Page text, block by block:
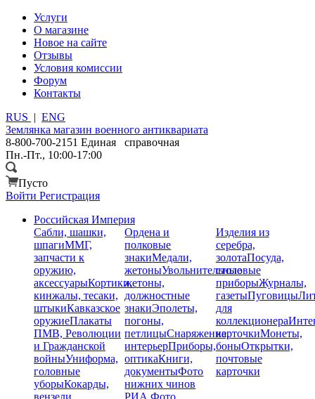
Услуги
О магазине
Новое на сайте
Отзывы
Условия комиссии
Форум
Контакты
RUS | ENG
Землянка магазин военного антиквариата
8-800-700-2151 Единая справочная
Пн.-Пт., 10:00-17:00
Пусто
Войти Регистрация
Российская Империя
Сабли, шашки,
шпагиММГ,
запчасти к
оружию,
аксессуарыКортики,
кинжалы, тесаки,
штыкиКавказское
оружиеПлакаты
ПМВ, Революции
и Гражданской
войныУниформа,
головные
уборыКокарды,
вензели,
Ордена и
полковые
знакиМедали,
жетоныУвольнительные
жетоны,
должностные
знакиЭполеты,
погоны,
петлицыСнаряжение,
интерьерПриборы,
оптикаКниги,
документыФото
нижних чинов
РИАФото
Изделия из
серебра,
золотаПосуда,
столовые
приборыЖурналы,
газетыПуговицы
для
коллекционера
карточкиМонеты,
боныОткрытки,
почтовые
карточки